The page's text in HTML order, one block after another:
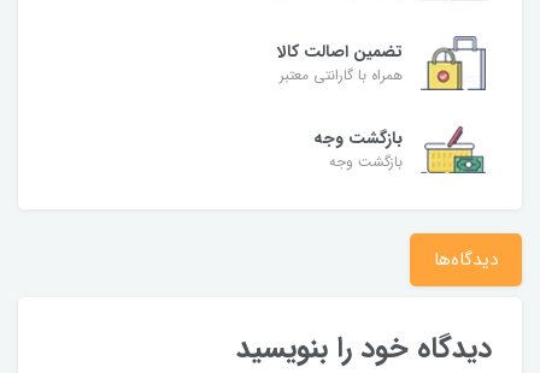
تضمین اصالت کالا
همراه با گارانتی معتبر
بازگشت وجه
بازگشت وجه
دیدگاه‌ها
دیدگاه خود را بنویسید